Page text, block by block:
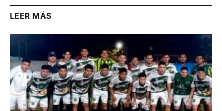
LEER MÁS